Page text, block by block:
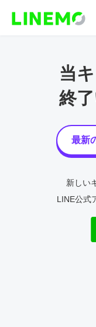
当
終
最新
新しい
LINE公式